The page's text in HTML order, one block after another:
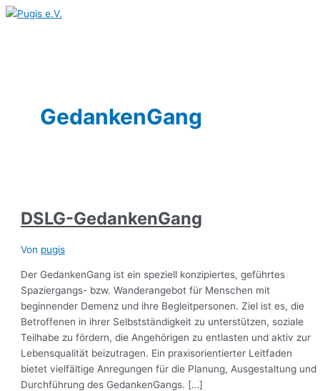
Zum
Inhalt
GedankenGang
DSLG-GedankenGang
Von pugis
Der GedankenGang ist ein speziell konzipiertes, geführtes
Spaziergangs- bzw. Wanderangebot für Menschen mit
beginnender Demenz und ihre Begleitpersonen. Ziel ist es, die
Betroffenen in ihrer Selbstständigkeit zu unterstützen, soziale
Teilhabe zu fördern, die Angehörigen zu entlasten und aktiv zur
Lebensqualität beizutragen. Ein praxisorientierter Leitfaden
bietet vielfältige Anregungen für die Planung, Ausgestaltung und
Durchführung des GedankenGangs. […]
DSLG-
GedankenGang